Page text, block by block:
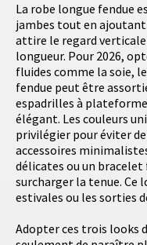
La robe longue fendue
jambes tout en
attire le regard
longueur. Pour 2026,
fluides comme la soie,
fendue peut être
espadrilles à
élégant. Les couleurs
privilégier pour éviter
accessoires
délicates ou un
surcharger la tenue. Ce
estivales ou les sorties
Adopter ces trois looks